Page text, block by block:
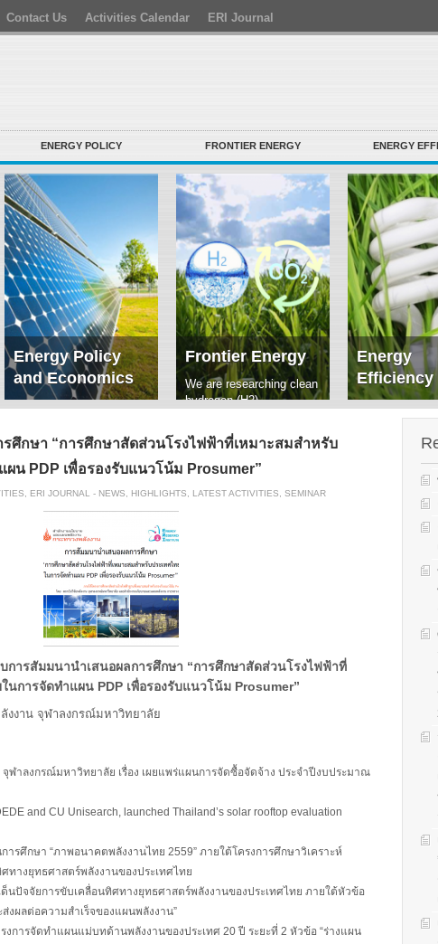
Contact Us Activities Calendar ERI Journal
ENERGY POLICY FRONTIER ENERGY ENERGY
Energy Policy
and Economics
We focus on solar
innovation, solar PV
policy. Two patent-
pending, non-tracking
Read More
Frontier Energy
We are researching clean
hydrogen (H2)
technology for low carbon
energy. We have also
studied carbon dioxide …
Read More
Energy
Efficiency
We evaluate
performance
efficient
programs and
to
ศึกษา “การศึกษาสัดส่วนโรงไฟฟ้าที่เหมาะสมสำหรับ
ผน PDP เพื่อรองรับแนวโน้ม Prosumer”
ERI JOURNAL - NEWS HIGHLIGHTS LATEST ACTIVITIES SEMINAR
บการสัมมนานำเสนอผลการศึกษา “การศึกษาสัดส่วนโรงไฟฟ้าที่
นการจัดทำแผน PDP เพื่อรองรับแนวโน้ม Prosumer”
งงาน จุฬาลงกรณ์มหาวิทยาลัย
ฬาลงกรณ์มหาวิทยาลัย เรื่อง เผยแพร่แผนการจัดซื้อจัดจ้าง ประจำปีงบประมาณ
and CU Unisearch, launched Thailand’s solar rooftop evaluation
รศึกษา “ภาพอนาคตพลังงานไทย 2559” ภายใต้โครงการศึกษาวิเคราะห์
ทางยุทธศาสตร์พลังงานของประเทศไทย
ด็นปัจจัยการขับเคลื่อนทิศทางยุทธศาสตร์พลังงานของประเทศไทย ภายใต้หัวข้อ
งผลต่อความสำเร็จของแผนพลังงาน”
การจัดทำแผนแม่บทด้านพลังงานของประเทศ 20 ปี ระยะที่ 2 หัวข้อ “ร่างแผน